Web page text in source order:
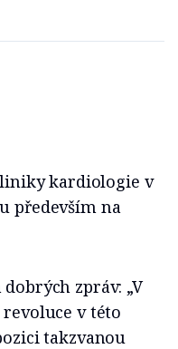
kardiologie v
především na
zpráv: „V
v této
takzvanou